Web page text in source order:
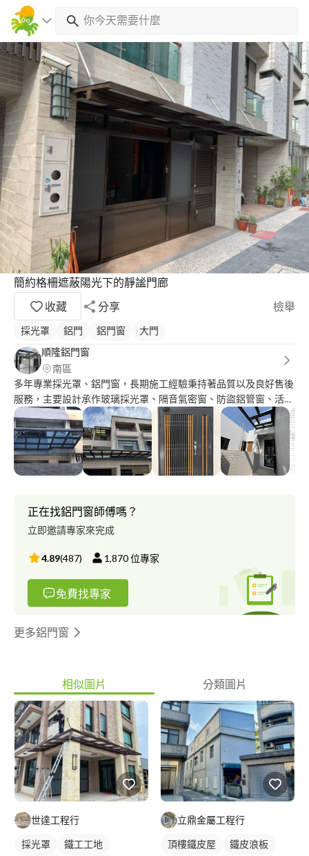
簡約格柵遮蔽陽光下的靜謐門廊
收藏
分享 檢舉
採光罩 鋁門 鋁門窗
大門
順隆鋁門窗
南區
多年專業採光罩、鋁門窗，長期施工經驗秉持著品質以及良好售後
服務，主要設計承作玻璃採光罩、隔音氣密窗、防盜鋁管窗、活動
百葉窗、隱藏式摺紗、欄杆、格柵、淋浴拉門、三合一通風門，專
門客製化訂製。 順隆鋁門窗行，在地服務多年，以安全、美觀、
舒適、苛求精工完美的設計規劃到施工，以多年的實做經驗與品質
來完成客戶的理念，讓我們誠實、負責、專業的團隊，來幫你創造
符合人性、優質居家的生活。 我們堅持採用安全合格的材料，合
正在找鋁門窗師傅嗎？
立即邀請專家來完成
4.89(487) 1,870位專家
免費找專家
更多鋁門窗
相似圖片 分類圖片
世達工程行
採光罩
鐵工工地
立鼎金屬工程行
頂樓鐵皮屋 鐵皮浪板